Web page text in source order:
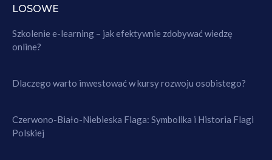
LOSOWE
Szkolenie e-learning – jak efektywnie zdobywać wiedzę
online?
Dlaczego warto inwestować w kursy rozwoju osobistego?
Czerwono-Biało-Niebieska Flaga: Symbolika i Historia Flagi
Polskiej